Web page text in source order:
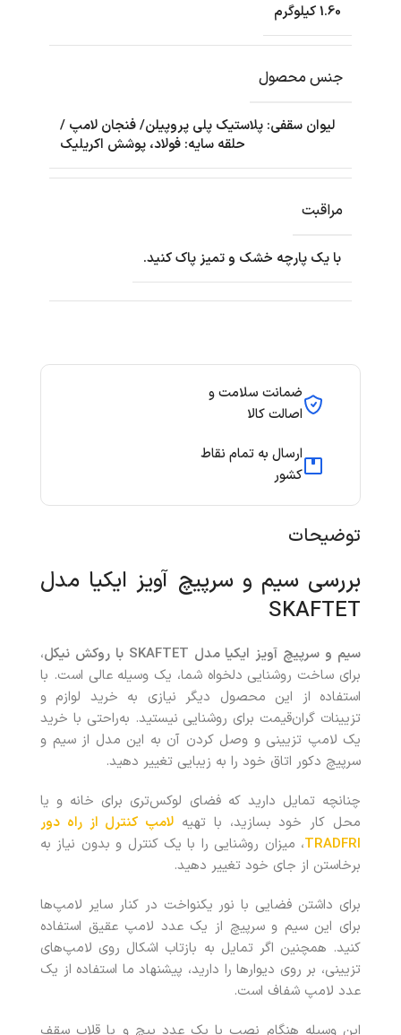
ضمانت سلامت و
اصالت کالا
ارسال به تمام نقاط
کشور
توضیحات
بررسی سیم و سرپیچ آویز ایکیا مدل
SKAFTET
سیم و سرپیچ آویز ایکیا مدل SKAFTET با روکش نیکل،
برای ساخت روشنایی دلخواه شما، یک وسیله عالی است. با
استفاده از این محصول دیگر نیازی به خرید لوازم و
تزیینات گران‌قیمت برای روشنایی نیستید. به‌راحتی با خرید
یک لامپ تزیینی و وصل کردن آن به این مدل از سیم و
سرپیچ دکور اتاق خود را به زیبایی تغییر دهید.
چنانچه تمایل دارید که فضای لوکس‌تری برای خانه و یا
محل کار خود بسازید، با تهیه لامپ کنترل از راه دور
TRADFRI، میزان روشنایی را با یک کنترل و بدون نیاز به
برخاستن از جای خود تغییر دهید.
برای داشتن فضایی با نور یکنواخت در کنار سایر لامپ‌ها
برای این سیم و سرپیچ از یک عدد لامپ عقیق استفاده
کنید. همچنین اگر تمایل به بازتاب اشکال روی لامپ‌های
تزیینی، بر روی دیوارها را دارید، پیشنهاد ما استفاده از یک
عدد لامپ شفاف است.
این وسیله هنگام نصب با یک عدد پیچ و یا قلاب سقف
1.60 کیلوگرم
جنس محصول
لیوان سقفی: پلاستیک پلی پروپیلن/ فنجان لامپ /
حلقه سایه: فولاد، پوشش اکریلیک
مراقبت
با یک پارچه خشک و تمیز پاک کنید.